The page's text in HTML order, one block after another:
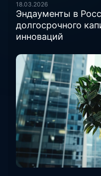
18.03.2026
Эндаументы в
долгосрочного
инноваций